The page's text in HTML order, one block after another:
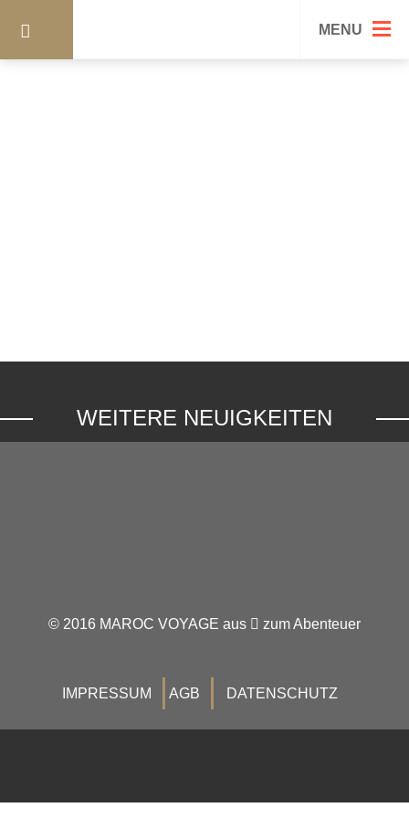
MENU
WEITERE NEUIGKEITEN
© 2016 MAROC VOYAGE aus zum Abenteuer
IMPRESSUM AGB DATENSCHUTZ